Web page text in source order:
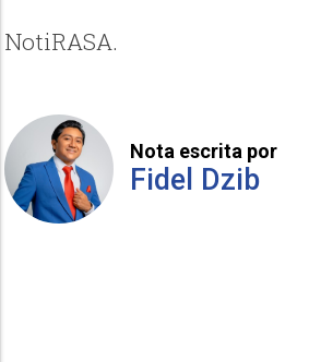
NotiRASA.
Nota escrita por
Fidel Dzib